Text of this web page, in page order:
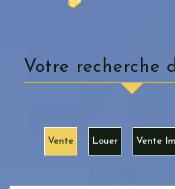
votre recherche
Vente Louer Vente